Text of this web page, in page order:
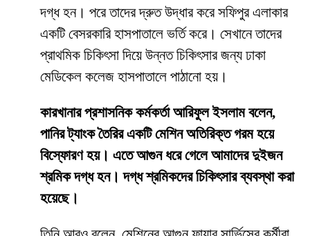
দগ্ধ হন। পরে তাদের দ্রুত উদ্ধার করে সফিপুর এলাকার
একটি বেসরকারি হাসপাতালে ভর্তি করে। সেখানে তাদের
প্রাথমিক চিকিৎসা দিয়ে উন্নত চিকিৎসার জন্য ঢাকা
মেডিকেল কলেজ হাসপাতালে পাঠানো হয়।
কারখানার প্রশাসনিক কর্মকর্তা আরিফুল ইসলাম বলেন,
পানির ট্যাংক তৈরির একটি মেশিন অতিরিক্ত গরম হয়ে
বিস্ফোরণ হয়। এতে আগুন ধরে গেলে আমাদের দুইজন
শ্রমিক দগ্ধ হন। দগ্ধ শ্রমিকদের চিকিৎসার ব্যবস্থা করা
হয়েছে।